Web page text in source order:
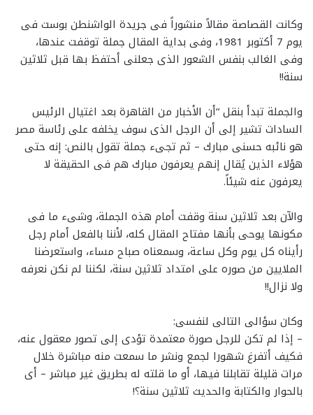
وكانت القصاصة مقالاً منشوراً فى جريدة الواشنطن بوست فى
يوم 7 أكتوبر 1981، وفى بداية المقال جملة توقفت عندها،
وفى الغالب بنفس الشعور الذى جعلنى أحتفظ بها قبل ثلاثين
سنة!!
والجملة تبدأ بنقل “أن الأخبار من القاهرة بعد اغتيال الرئيس
السادات تشير إلى أن الرجل الذى سوف يخلفه على رئاسة مصر
هو نائبه حسنى مبارك – ثم تجىء جملة تقول بالنص: إنه حتى
هؤلاء الذين يُقال إنهم يعرفون مبارك هم فى الحقيقة لا
يعرفون عنه شيئاً.
والآن بعد ثلاثين سنة وقفت أمام هذه الجملة، وشىء ما فى
مكونها يوحى بأنها مفتاح المقال كله، لأننا بالفعل أمام رجل
رأيناه كل يوم وكل ساعة، وسمعناه صباح مساء، واستعرضنا
الملايين من صوره على امتداد ثلاثين سنة، لكننا لم نكن نعرفه
ولا نزال!!
وكان سؤالى التالى لنفسى:
– إذا لم تكن للرجل صورة معتمدة تؤدى إلى تصور معقول عنه،
فكيف أتفرغ شهورا لجمع ونشر ما سمعت منه مباشرة خلال
مرات قليلة تقابلنا فيها، أو ما قلته له بطريق غير مباشر – أى
بالحوار والكتابة والحديث ثلاثين سنة؟!